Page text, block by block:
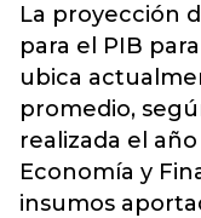
La proyección
para el PIB
ubica
promedio,
realizada el
Economía y
insumos